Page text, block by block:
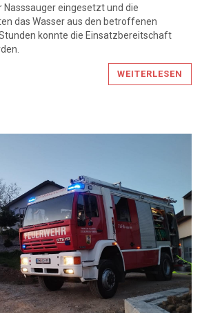
Nasssauger eingesetzt und die
das Wasser aus den betroffenen
konnte die Einsatzbereitschaft
WEITERLESEN